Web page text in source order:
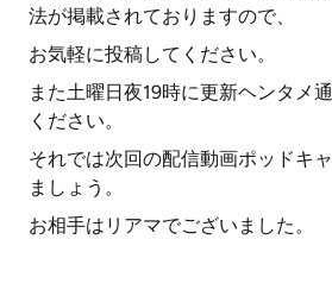
法が掲載されておりますので、
お気軽に投稿してください。
また土曜日夜19時に更新ヘンタメ
ください。
それでは次回の配信動画ポッドキ
ましょう。
お相手はリアマでございました。